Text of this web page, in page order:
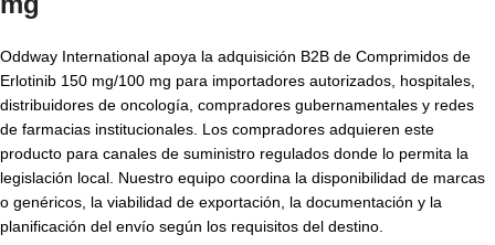
Oddway International apoya la adquisición B2B de Comprimidos de
Erlotinib 150 mg/100 mg para importadores autorizados, hospitales,
distribuidores de oncología, compradores gubernamentales y redes
de farmacias institucionales. Los compradores adquieren este
producto para canales de suministro regulados donde lo permita la
legislación local. Nuestro equipo coordina la disponibilidad de marcas
o genéricos, la viabilidad de exportación, la documentación y la
planificación del envío según los requisitos del destino.